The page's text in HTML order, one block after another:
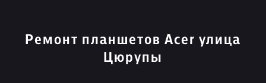
Ремонт планшетов Acer улица
Цюрупы